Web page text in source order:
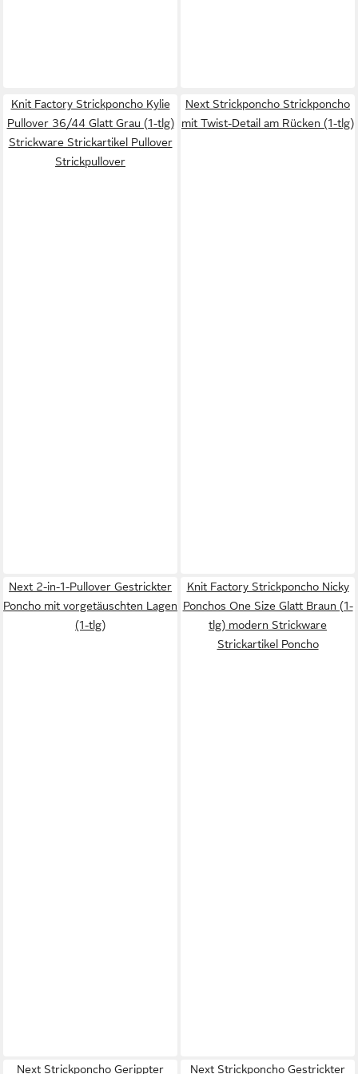
Knit Factory Strickponcho Kylie
Pullover 36/44 Glatt Grau (1-tlg)
Strickware Strickartikel Pullover
Strickpullover
Next Strickponcho Strickponcho
mit Twist-Detail am Rücken (1-tlg)
Next 2-in-1-Pullover Gestrickter
Poncho mit vorgetäuschten Lagen
(1-tlg)
Knit Factory Strickponcho Nicky
Ponchos One Size Glatt Braun (1-
tlg) modern Strickware
Strickartikel Poncho
Next Strickponcho Gerippter Next Strickponcho Gestrickter